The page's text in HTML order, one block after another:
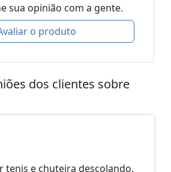
sua opinião com a gente.
o produto
dos clientes sobre
tenis e chuteira descolando.